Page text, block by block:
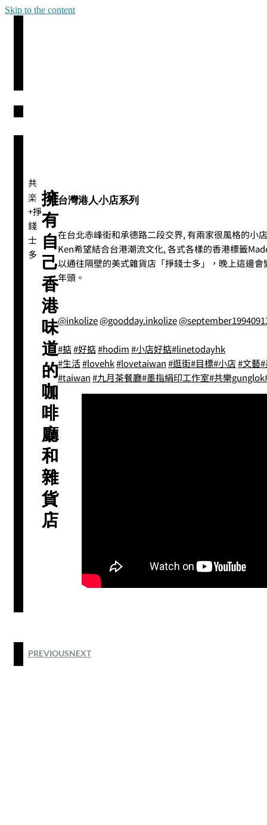
Skip to the content
共
楽
+掙
錢
士
多
擁
有
自
己
香
港
味
道
的
咖
啡
廳
和
雜
貨
店
台灣港人小店系列
在台北赤峰街和承德路二段交界, 有兩家很風格的小
Ken希望結合台港潮流文化, 各式各樣的香港標籤
以通往隔壁的美式雜貨店「掙錢士多」，晚上這邊
年頭。
@inkolize@goodday.inkolize
#掂#好掂#hodim#小店好掂#linetodayhk
#生活#lovehk#lovetaiwan#逛街#目標#小店#文藝
#taiwan#九月茶餐廳#墨指絹印工作室#共樂gunglok
PREVIOUSNEXT